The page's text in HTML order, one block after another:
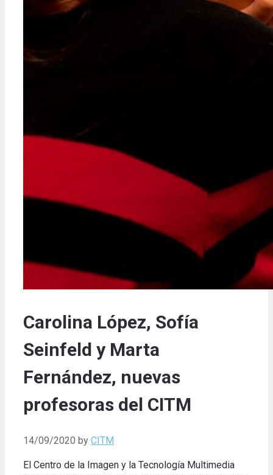
Carolina López, Sofía
Seinfeld y Marta
Fernández, nuevas
profesoras del CITM
14/09/2020 by CITM
El Centro de la Imagen y la Tecnología Multimedia